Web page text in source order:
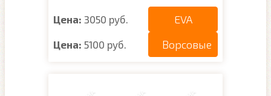
Цена: 3050 руб. EVA
Цена: 5100 руб. Ворсовые